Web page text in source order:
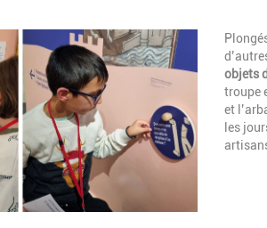
objets
troupe
et
les